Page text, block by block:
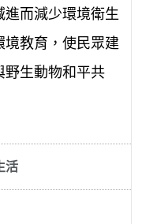
而減少環境衛生
境教育，使民眾建
野生動物和平共
活